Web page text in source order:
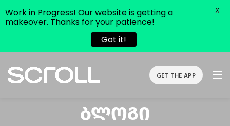
GET THE APP
Ბლოგი
Work in Progress! Our website is getting a
makeover. Thanks for your patience!
Got it!
X